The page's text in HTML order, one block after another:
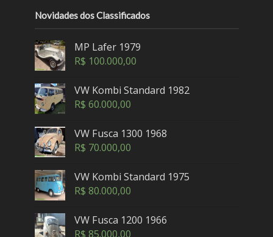
Novidades dos Classificados
MP Lafer 1979
R$ 100.000,00
VW Kombi Standard 1982
R$ 60.000,00
VW Fusca 1300 1968
R$ 70.000,00
VW Kombi Standard 1975
R$ 80.000,00
VW Fusca 1200 1966
R$ 85.000,00